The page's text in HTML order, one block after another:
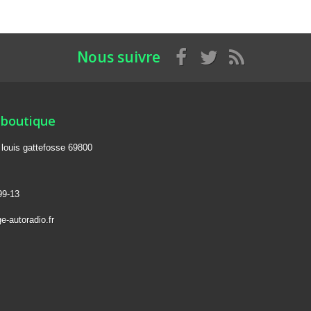
Nous suivre
gattefosse 69800
13
autoradio.fr